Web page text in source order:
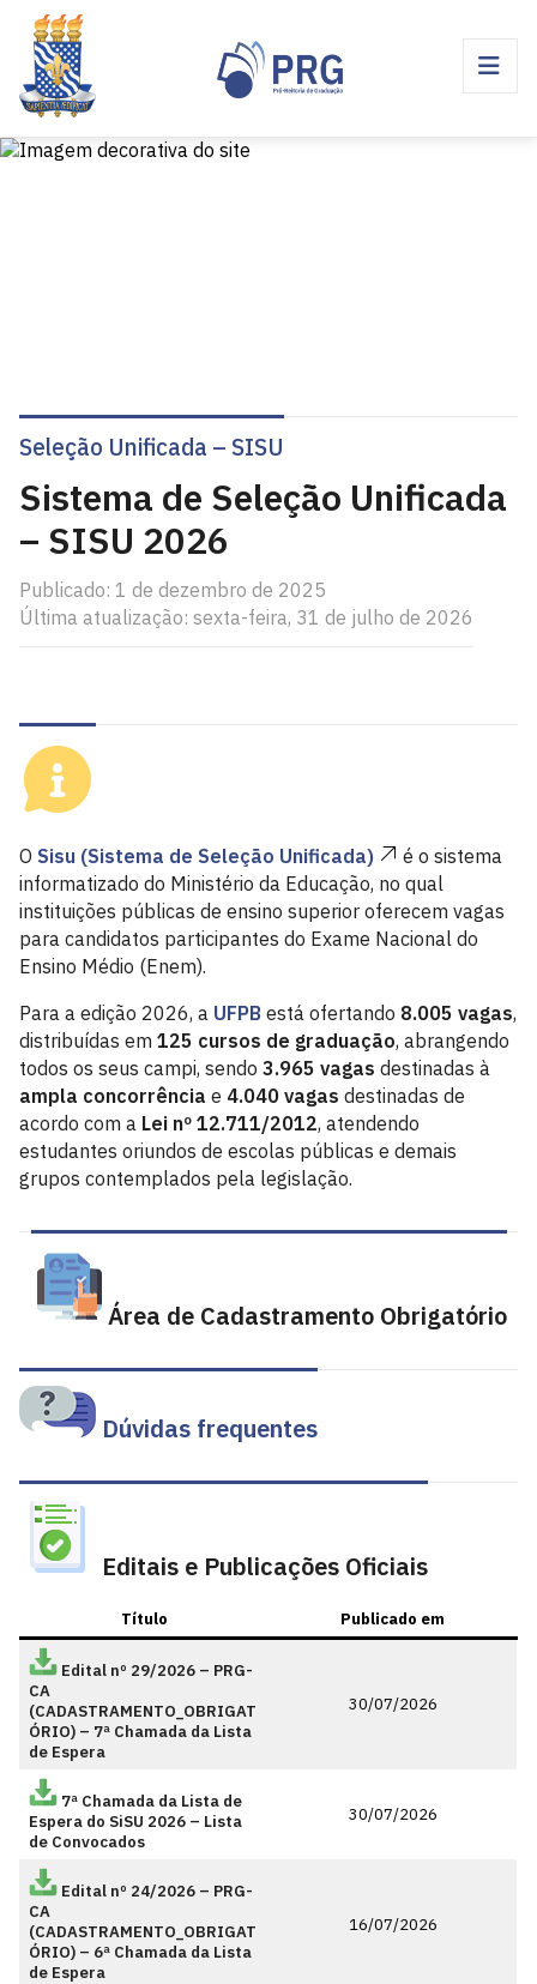
Seleção Unificada – SISU
Sistema de Seleção Unificada
– SISU 2026
Publicado: 1 de dezembro de 2025
Última atualização: sexta-feira, 31 de julho de 2026
O Sisu (Sistema de Seleção Unificada)
é o sistema
informatizado do Ministério da Educação, no qual
instituições públicas de ensino superior oferecem vagas
para candidatos participantes do Exame Nacional do
Ensino Médio (Enem).
Para a edição 2026, a UFPB está ofertando 8.005 vagas,
distribuídas em 125 cursos de graduação, abrangendo
todos os seus campi, sendo 3.965 vagas destinadas à
ampla concorrência e 4.040 vagas destinadas de
acordo com a Lei nº 12.711/2012, atendendo
estudantes oriundos de escolas públicas e demais
grupos contemplados pela legislação.
Área de Cadastramento Obrigatório
Dúvidas frequentes
Editais e Publicações Oficiais
Título Publicado em
Edital nº 29/2026 – PRG-
CA
(CADASTRAMENTO_OBRIGAT
ÓRIO) – 7ª Chamada da Lista
de Espera
30/07/2026
7ª Chamada da Lista de
Espera do SiSU 2026 – Lista
de Convocados
30/07/2026
Edital nº 24/2026 – PRG-
CA
(CADASTRAMENTO_OBRIGAT
ÓRIO) – 6ª Chamada da Lista
de Espera
16/07/2026